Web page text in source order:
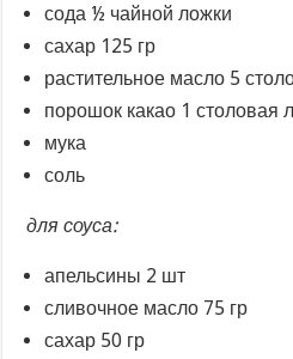
сода ½ чайной ложки
сахар 125 гр
растительное масло 5
порошок какао 1 столовая
мука
соль
для соуса:
апельсины 2 шт
сливочное масло 75 гр
сахар 50 гр